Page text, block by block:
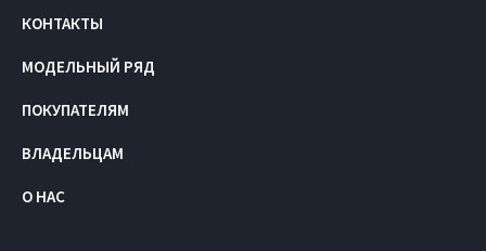
КОНТАКТЫ
МОДЕЛЬНЫЙ РЯД
ПОКУПАТЕЛЯМ
ВЛАДЕЛЬЦАМ
О НАС